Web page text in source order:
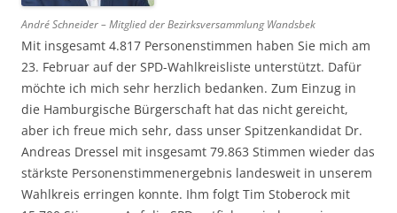
André Schneider – Mitglied der Bezirksversammlung Wandsbek
Mit insgesamt 4.817 Personenstimmen haben Sie mich am
23. Februar auf der SPD-Wahlkreisliste unterstützt. Dafür
möchte ich mich sehr herzlich bedanken. Zum Einzug in
die Hamburgische Bürgerschaft hat das nicht gereicht,
aber ich freue mich sehr, dass unser Spitzenkandidat Dr.
Andreas Dressel mit insgesamt 79.863 Stimmen wieder das
stärkste Personenstimmenergebnis landesweit in unserem
Wahlkreis erringen konnte. Ihm folgt Tim Stoberock mit